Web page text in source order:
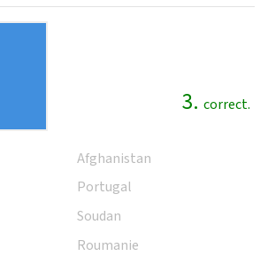
3. correct.
Afghanistan
Portugal
Soudan
Roumanie